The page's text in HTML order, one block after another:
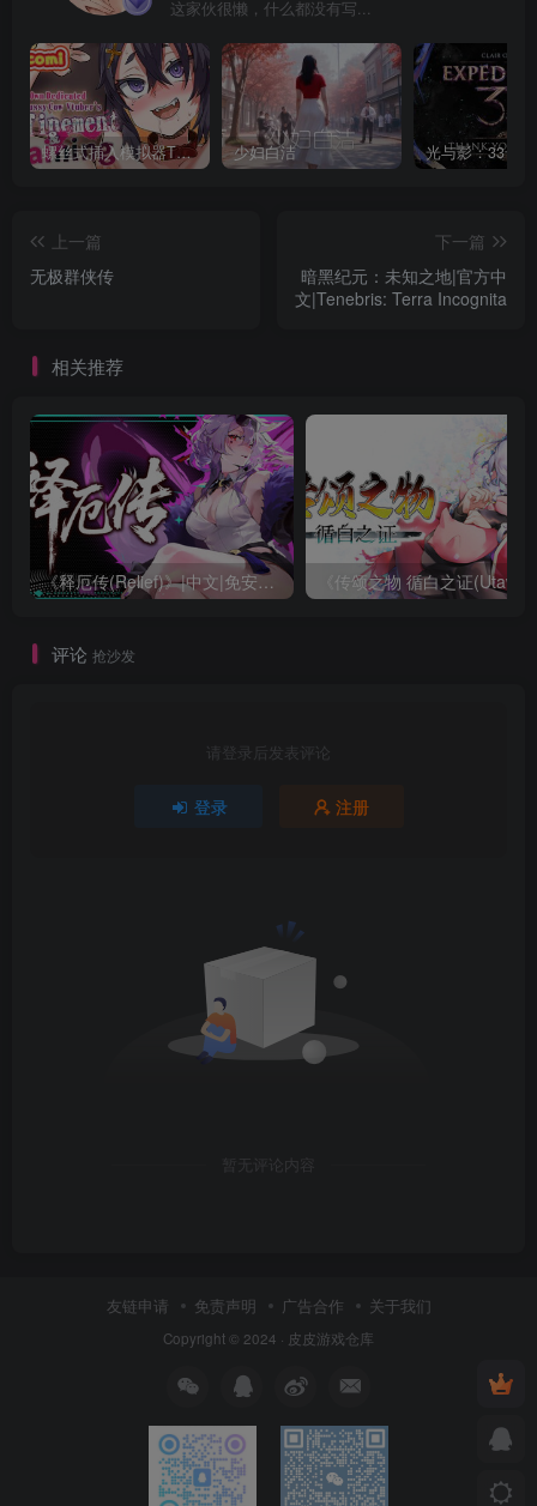
这家伙很懒，什么都没有写...
螺丝式插入模拟器TMA02 少妇白洁
上一篇
无极群侠传
下一篇
暗黑纪元：未知之地|官方中
文|Tenebris: Terra Incognita
相关推荐
《释厄传(Relief)》|中文|免安装硬盘版
评论 抢沙发
请登录后发表评论
登录 注册
暂无评论内容
友链申请 免责声明 广告合作 关于我们
Copyright © 2024 · 皮皮游戏仓库